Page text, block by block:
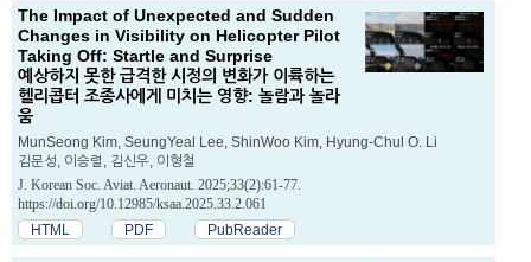
The Impact of Unexpected and Sudden
Changes in Visibility on Helicopter Pilot
Taking Off: Startle and Surprise
예상하지 못한 급격한 시정의 변화가 이륙하는
헬리콥터 조종사에게 미치는 영향: 놀람과 놀라
움
MunSeong Kim, SeungYeal Lee, ShinWoo Kim, Hyung-Chul O. Li
김문성, 이승렬, 김신우, 이형철
J. Korean Soc. Aviat. Aeronaut. 2025;33(2):61-77.
https://doi.org/10.12985/ksaa.2025.33.2.061
HTML
PDF PubReader